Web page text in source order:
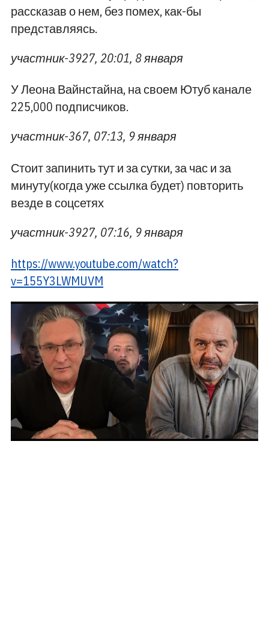
рассказав о нем, без помех, как-бы
представляясь.
участник-3927, 20:01, 8 января
У Леона Вайнстайна, на своем Ютуб канале
225,000 подписчиков.
участник-367, 07:13, 9 января
Стоит запинить тут и за сутки, за час и за
минуту(когда уже ссылка будет) повторить
везде в соцсетях
участник-3927, 07:16, 9 января
https://www.youtube.com/watch?
v=155Y3LWMUVM